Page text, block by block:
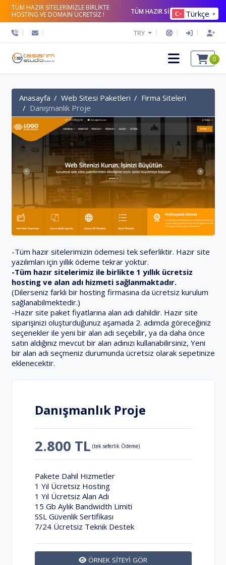
TÜM HAZIR SİTELERİMİZLE BİRLİKTE
HOSTİNG VE DOMAİN ÜCRETSİZ !
TÜM HAZIR SİTELERİ İNCELE
TRY
0
Danışmanlık Proje
2.800 TL (tek seferlik Ödeme)
Pakete Dahil Hizmetler
1 Yıl Ücretsiz Hosting
1 Yıl Ücretsiz Alan Adı
15 Gb Aylık Bandwidth Limiti
SSL Güvenlik Sertifikası
7/24 Ücretsiz Teknik Destek
ÖRNEK SİTEYİ GÖR
Anasayfa Web Sitesi Paketleri
Firma Siteleri
Danışmanlık Proje
-Tüm hazır sitelerimizin ödemesi tek seferliktir. Hazır site
yazılımları için yıllık ödeme tekrar yoktur.
-Tüm hazır sitelerimiz ile birlikte 1 yıllık ücretsiz
hosting ve alan adı hizmeti sağlanmaktadır.
(Dilerseniz farklı bir hosting firmasına da ücretsiz kurulum
sağlanabilmektedir.)
-Hazır site paket fiyatlarına alan adı dahildir. Hazır site
siparişinizi oluşturduğunuz aşamada 2. adımda göreceğiniz
seçenekler ile yeni bir alan adı seçebilir, ya da daha önce
satın aldığınız mevcut bir alan adınızı kullanabilirsiniz, Yeni
bir alan adı seçmeniz durumunda ücretsiz olarak sepetinize
eklenecektir.
Türkçe ▼